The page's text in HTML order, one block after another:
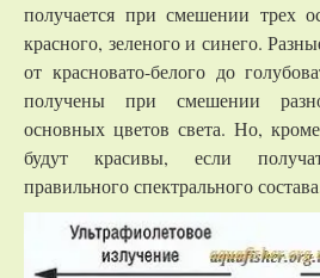
получается при смешении трех
красного, зеленого и синего.
от красновато-белого до
получены при смешении
основных цветов света. Но,
будут красивы, если
правильного спектрального